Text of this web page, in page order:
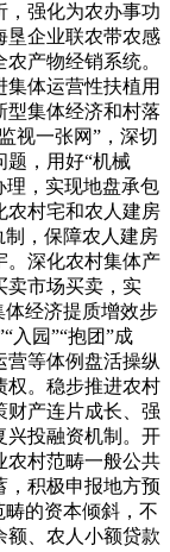
，强化为农办事功
垦企业联农带农感
产物经销系统。
集体运营性扶植用
型集体经济和村落
视一张网”，深切
题，用好“机械
理，实现地盘承包
农村宅和农人建房
制，保障农人建房
。深化农村集体产
卖市场买卖，实
体经济提质增效步
入园”“抱团”成
营等体例盘活操纵
权。稳步推进农村
财产连片成长、强
兴投融资机制。开
农村范畴一般公共
，积极申报地方预
的资本倾斜，不
额、农人小额贷款